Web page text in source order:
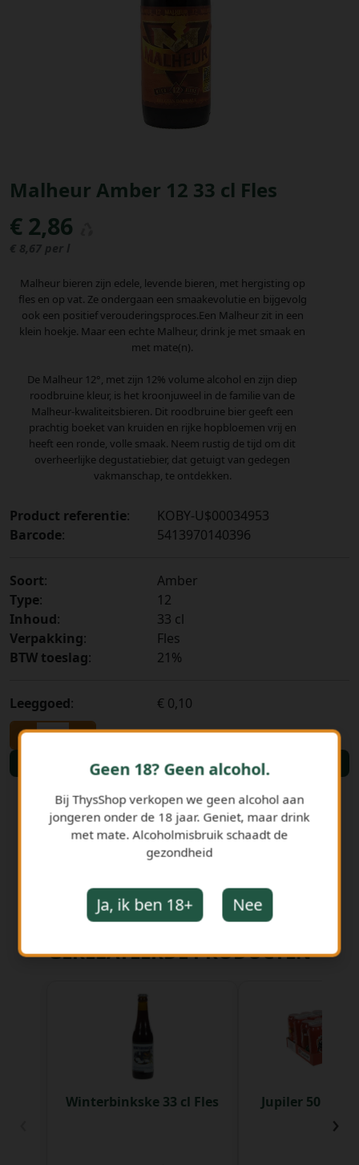
Malheur Amber 12 33 cl Fles
€ 2,86
€ 8,67 per l
Malheur bieren zijn edele, levende bieren, met hergisting op
fles en op vat. Ze ondergaan een smaakevolutie en bijgevolg
ook een positief verouderingsproces.Een Malheur zit in een
klein hoekje. Maar een echte Malheur, drink je met smaak en
met mate(n).
De Malheur 12°, met zijn 12% volume alcohol en zijn diep
roodbruine kleur, is het kroonjuweel in de familie van de
Malheur-kwaliteitsbieren. Dit roodbruine bier geeft een
prachtig boeket van kruiden en rijke hopbloemen vrij en
heeft een ronde, volle smaak. Neem rustig de tijd om dit
overheerlijke degustatiebier, dat getuigt van gedegen
vakmanschap, te ontdekken.
Product referentie:
KOBY-U$00034953
Barcode: 5413970140396
Soort:
Amber
Type:
12
Inhoud:
33 cl
Verpakking:
Fles
BTW toeslag: 21%
Leeggoed: € 0,10
- +
Bestellen
GERELATEERDE PRODUCTEN
Winterbinkske 33 cl Fles Jupiler 50 cl
›
Geen 18? Geen alcohol.
Bij ThysShop verkopen we geen alcohol aan
jongeren onder de 18 jaar. Geniet, maar drink
met mate. Alcoholmisbruik schaadt de
gezondheid
Ja, ik ben 18+ Nee